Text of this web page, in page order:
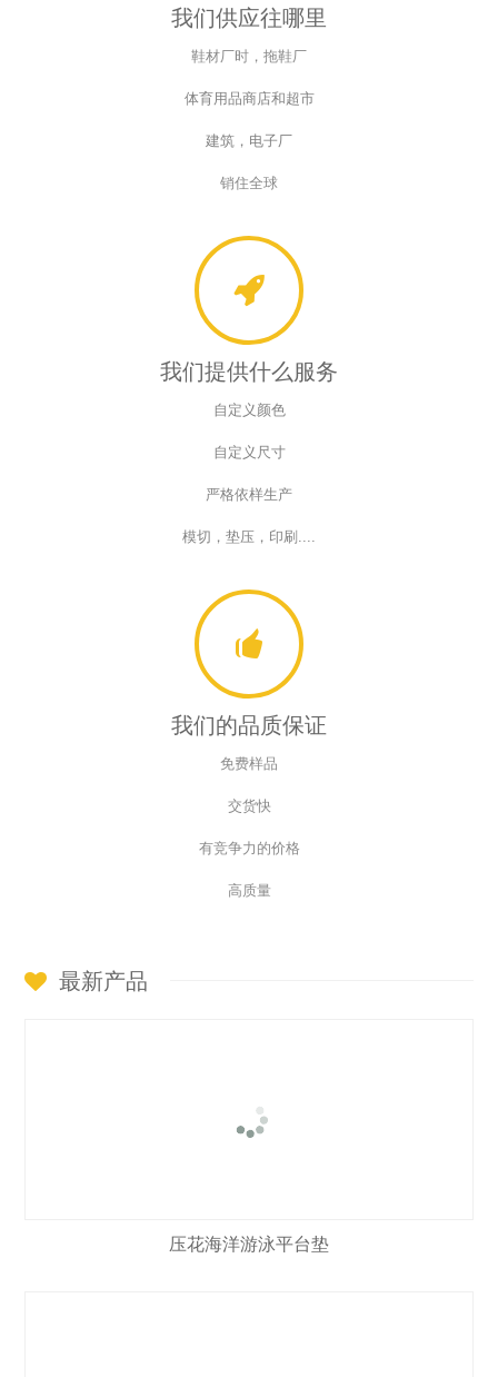
我们供应往哪里
鞋材厂时，拖鞋厂
体育用品商店和超市
建筑，电子厂
销住全球
我们提供什么服务
自定义颜色
自定义尺寸
严格依样生产
模切，垫压，印刷....
我们的品质保证
免费样品
交货快
有竞争力的价格
高质量
最新产品
压花海洋游泳平台垫